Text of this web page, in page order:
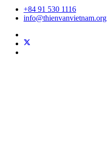
+84 91 530 1116
info@thienvanvietnam.org